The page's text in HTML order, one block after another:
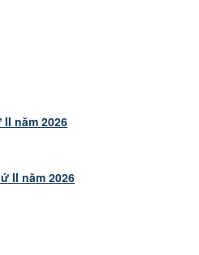
năm 2026
II năm 2026